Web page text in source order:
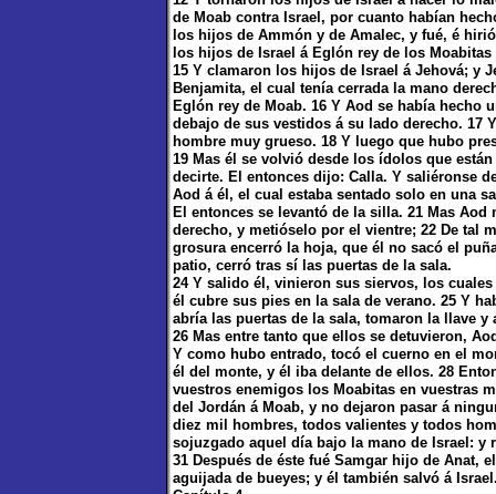
de Moab contra Israel, por cuanto habían
los hijos de Ammón y de Amalec, y fué, é
los hijos de Israel á Eglón rey de los
15 Y clamaron los hijos de Israel á Jehová; y
Benjamita, el cual tenía cerrada la mano
Eglón rey de Moab. 16 Y Aod se había
debajo de sus vestidos á su lado derecho. 17
hombre muy grueso. 18 Y luego que hubo
19 Mas él se volvió desde los ídolos que
decirte. El entonces dijo: Calla. Y saliéronse
Aod á él, el cual estaba sentado solo en una
El entonces se levantó de la silla. 21 Mas
derecho, y metióselo por el vientre; 22 De tal
grosura encerró la hoja, que él no sacó el
patio, cerró tras sí las puertas de la sala.
24 Y salido él, vinieron sus siervos, los
él cubre sus pies en la sala de verano. 25 Y
abría las puertas de la sala, tomaron la llave
26 Mas entre tanto que ellos se detuvieron,
Y como hubo entrado, tocó el cuerno en el
él del monte, y él iba delante de ellos. 28
vuestros enemigos los Moabitas en vuestras
del Jordán á Moab, y no dejaron pasar á
diez mil hombres, todos valientes y todos
sojuzgado aquel día bajo la mano de Israel: y
31 Después de éste fué Samgar hijo de
aguijada de bueyes; y él también salvó á